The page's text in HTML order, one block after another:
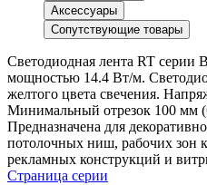
Аксессуары
Сопутствующие товары
Светодиодная лента RT
мощностью 14.4 Вт/м.
желтого цвета свечения.
Минимальный отрезок 100 мм
Предназначена для
потолочных ниш, рабочих зон
рекламных конструкций и
Страница серии